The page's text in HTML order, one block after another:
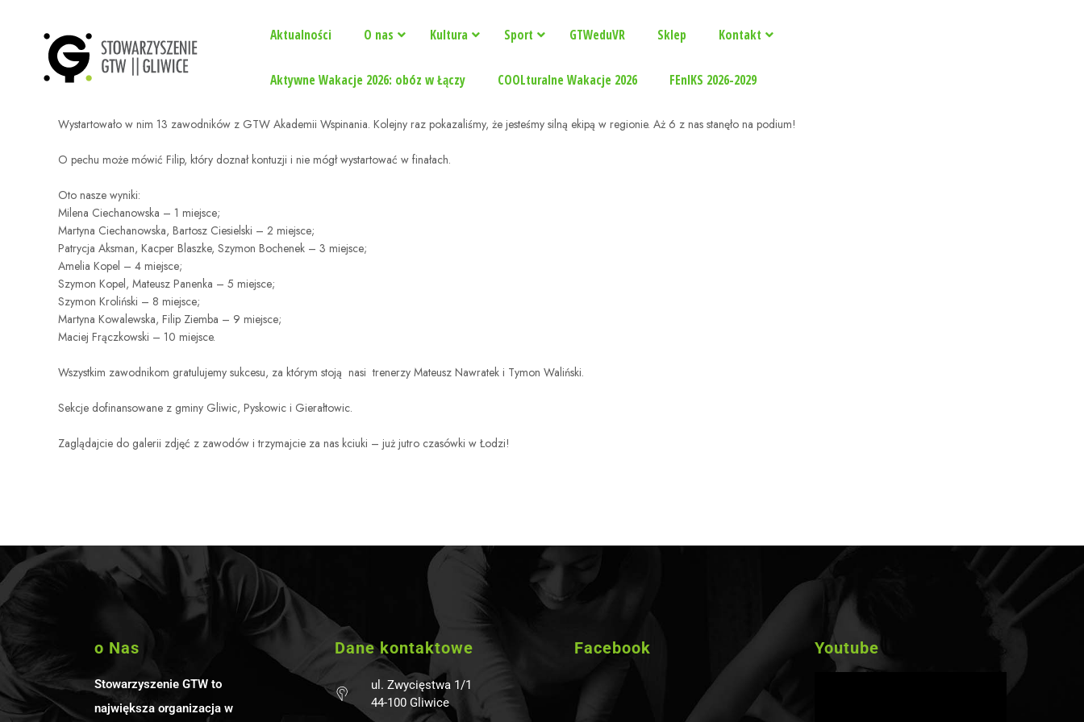
Aktualności O nas Kultura Sport GTWeduVR Sklep Kontakt
Aktywne Wakacje 2026: obóz w Łączy COOLturalne Wakacje 2026 FEnIKS 2026-2029
Wystartowało w nim 13 zawodników z GTW Akademii Wspinania. Kolejny raz pokazaliśmy, że jesteśmy silną ekipą w regionie. Aż 6 z nas stanęło na podium!
O pechu może mówić Filip, który doznał kontuzji i nie mógł wystartować w finałach.
Oto nasze wyniki:
Milena Ciechanowska – 1 miejsce;
Martyna Ciechanowska, Bartosz Ciesielski – 2 miejsce;
Patrycja Aksman, Kacper Blaszke, Szymon Bochenek – 3 miejsce;
Amelia Kopel – 4 miejsce;
Szymon Kopel, Mateusz Panenka – 5 miejsce;
Szymon Kroliński – 8 miejsce;
Martyna Kowalewska, Filip Ziemba – 9 miejsce;
Maciej Frączkowski – 10 miejsce.
Wszystkim zawodnikom gratulujemy sukcesu, za którym stoją nasi trenerzy Mateusz Nawratek i Tymon Waliński.
Sekcje dofinansowane z gminy Gliwic, Pyskowic i Gierałtowic.
Zaglądajcie do galerii zdjęć z zawodów i trzymajcie za nas kciuki – już jutro czasówki w Łodzi!
o Nas
Stowarzyszenie GTW to
największa organizacja w
Dane kontaktowe
ul. Zwycięstwa 1/1
44-100 Gliwice
Facebook Youtube